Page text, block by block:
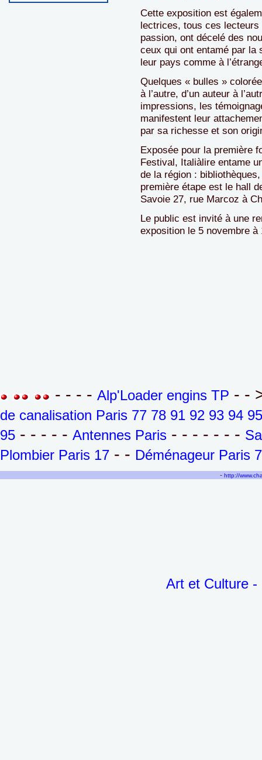
Cette exposition est
lectrices, tous ces
passion, ont décelé des
ceux qui ont entamé par la
leur pays comme à
Quelques « bulles »
à l’autre, d’un auteur à
impressions, les
manifestent leur
par sa richesse et son
Exposée pour la première
Festival, Italiàlire entame
de la région :
première étape est le hall
Savoie 27, rue Marcoz à
Le public est invité à une
exposition le 5 novembre à
- - - - Alp'Loader engins TP - -
de canalisation Paris 77 78 91 92 93 94 95
95 - - - - - Antennes Paris - - - - - - -
Plombier Paris 17 - - Déménageur Paris
-http://
Art et Culture -